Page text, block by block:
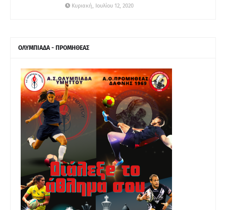
Κυριακή, Ιουλίου 12, 2020
ΟΛΥΜΠΙΑΔΑ - ΠΡΟΜΗΘΕΑΣ